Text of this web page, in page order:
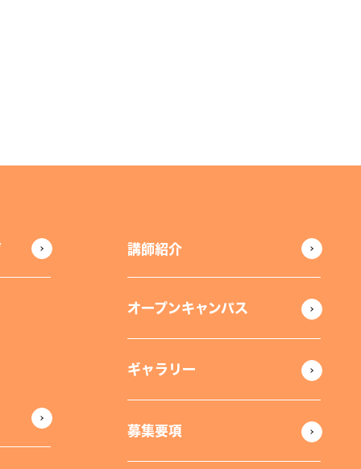
講師紹介
オープンキャンパス
ギャラリー
募集要項